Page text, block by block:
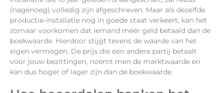
(nagenoeg) volledig zijn afgeschreven. Maar als dezelfde
productie-installatie nog in goede staat verkeert, kan het
zomaar voorkomen dat iemand méér geld betaald dan de
boekwaarde. Hierdoor stijgt tevens de waarde van het
eigen vermogen. De prijs die een andere partij betaalt
voor jouw bezittingen, noemt men de marktwaarde en
kan dus hoger of lager zijn dan de boekwaarde.